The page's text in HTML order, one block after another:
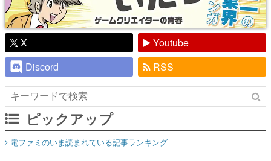
X
Youtube
Discord
RSS
ピックアップ
電ファミのいま読まれている記事ランキング